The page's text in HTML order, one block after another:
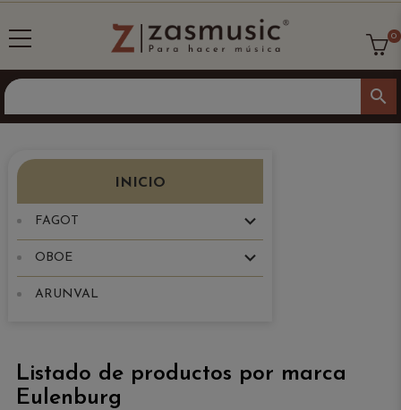
search
0
INICIO
FAGOT
OBOE
ARUNVAL
Listado de productos por marca
Eulenburg